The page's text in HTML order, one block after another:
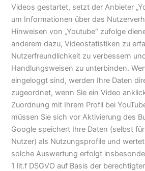
Videos gestartet, setzt der Anbieter
um Informationen über das
Hinweisen von „Youtube“ zufolge
anderem dazu, Videostatistiken zu
Nutzerfreundlichkeit zu verbessern
Handlungsweisen zu unterbinden.
eingeloggt sind, werden Ihre Daten
zugeordnet, wenn Sie ein Video
Zuordnung mit Ihrem Profil bei
müssen Sie sich vor Aktivierung des
Google speichert Ihre Daten (selbst
Nutzer) als Nutzungsprofile und
solche Auswertung erfolgt
1 lit.f DSGVO auf Basis der